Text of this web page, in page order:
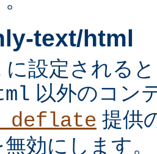
text/html
に設定される
以外のコン
提供
無効にします